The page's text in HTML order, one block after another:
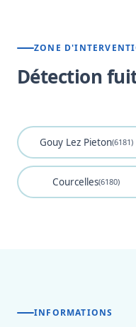
ZONE
Détection
Gouy Lez Pieton(6181)
Courcelles(6180)
INFORMATIONS